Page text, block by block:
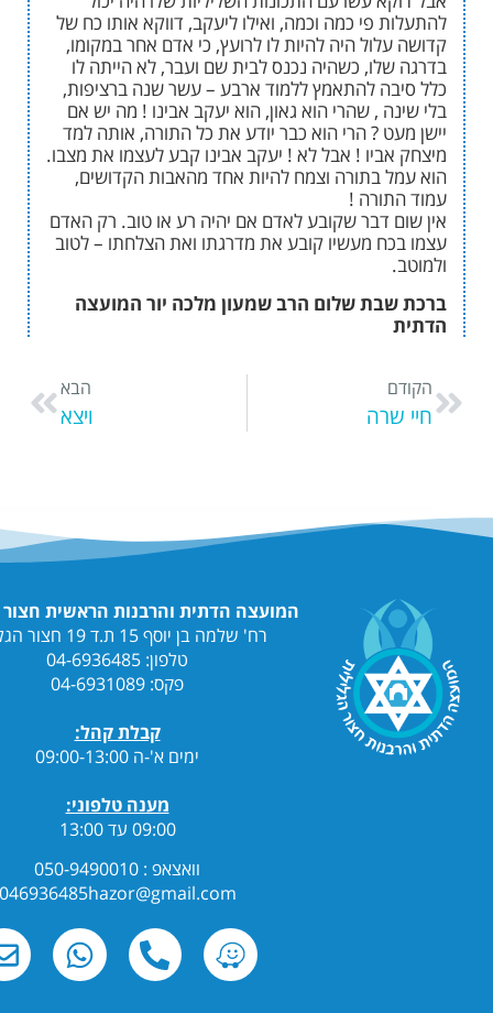
פי כמה וכמה, ואילו ליעקב, דווקא אותו כח של
היה להיות לו לרועץ, כי אדם אחר במקומו,
כשהיה נכנס לבית שם ועבר, לא הייתה לו
להתאמץ ללמוד ארבע – עשר שנה ברציפות,
, שהרי הוא גאון, הוא יעקב אבינו ! מה יש אם
? הרי הוא כבר יודע את כל התורה, אותה למד
! אבל לא ! יעקב אבינו קבע לעצמו את מצבו.
בתורה וצמח להיות אחד מהאבות הקדושים,
!
דבר שקובע לאדם אם יהיה רע או טוב. רק האדם
מעשיו קובע את מדרגתו ואת הצלחתו – לטוב
שלום הרב שמעון מלכה יור המועצה
המועצה הדתית והרבנות הראשית חצור הגלילית
רח' שלמה בן יוסף 15 ת.ד 19 חצור הגלילית
מענה טלפוני:
046936485hazor@gmail.com